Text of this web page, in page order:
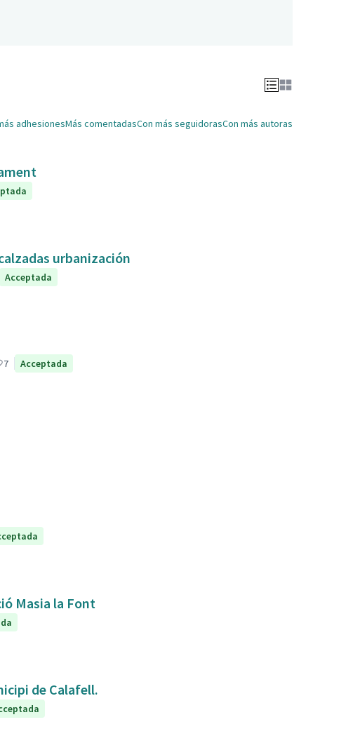
adhesionesMás comentadasCon más seguidorasCon más autoras
urbanización
Acceptada
7 Acceptada
Masia la Font
de Calafell.